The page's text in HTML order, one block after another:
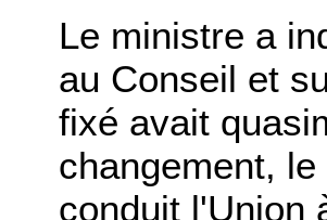
Le ministre a
au Conseil et
fixé avait
changement,
conduit l'Union